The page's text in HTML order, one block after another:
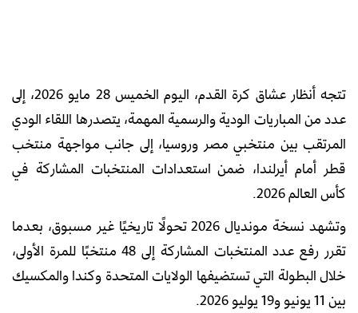
تتجه أنظار عشاق كرة القدم، اليوم الخميس 28 مايو 2026، إلى
عدد من المباريات الودية والرسمية المهمة، يتصدرها اللقاء الودي
المرتقب بين منتخبي مصر وروسيا، إلى جانب مواجهة منتخب
قطر أمام أيرلندا، ضمن استعدادات المنتخبات المشاركة في
كأس العالم 2026.
وتشهد نسخة مونديال 2026 تحولًا تاريخيًا غير مسبوق، بعدما
تقرر رفع عدد المنتخبات المشاركة إلى 48 منتخبًا للمرة الأولى،
خلال البطولة التي تستضيفها الولايات المتحدة وكندا والمكسيك
بين 11 يونيو و19 يوليو 2026.